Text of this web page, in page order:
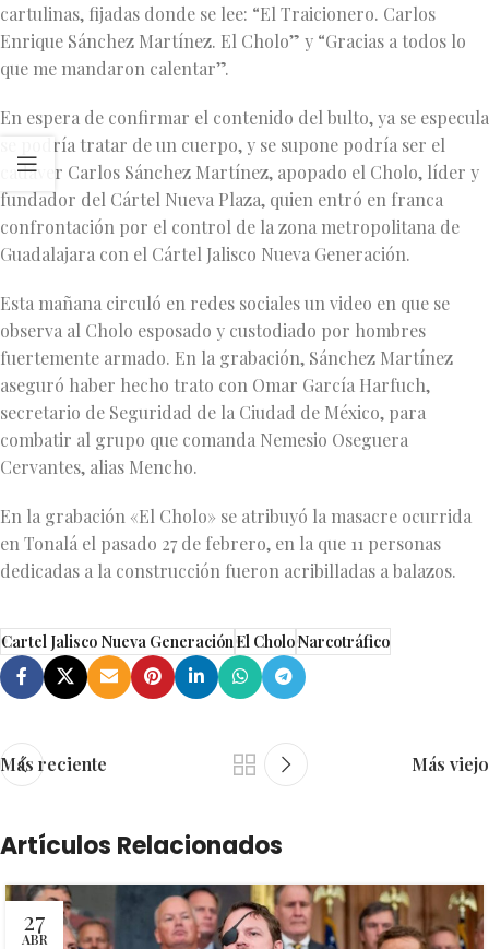
cartulinas, fijadas donde se lee: “El Traicionero. Carlos
Enrique Sánchez Martínez. El Cholo” y “Gracias a todos lo
que me mandaron calentar”.
En espera de confirmar el contenido del bulto, ya se especula
se podría tratar de un cuerpo, y se supone podría ser el
cadáver Carlos Sánchez Martínez, apopado el Cholo, líder y
fundador del Cártel Nueva Plaza, quien entró en franca
confrontación por el control de la zona metropolitana de
Guadalajara con el Cártel Jalisco Nueva Generación.
Esta mañana circuló en redes sociales un video en que se
observa al Cholo esposado y custodiado por hombres
fuertemente armado. En la grabación, Sánchez Martínez
aseguró haber hecho trato con Omar García Harfuch,
secretario de Seguridad de la Ciudad de México, para
combatir al grupo que comanda Nemesio Oseguera
Cervantes, alias Mencho.
En la grabación «El Cholo» se atribuyó la masacre ocurrida
en Tonalá el pasado 27 de febrero, en la que 11 personas
dedicadas a la construcción fueron acribilladas a balazos.
Cartel Jalisco Nueva GeneraciónEl CholoNarcotráfico
Más reciente Más viejo
Artículos Relacionados
27
ABR